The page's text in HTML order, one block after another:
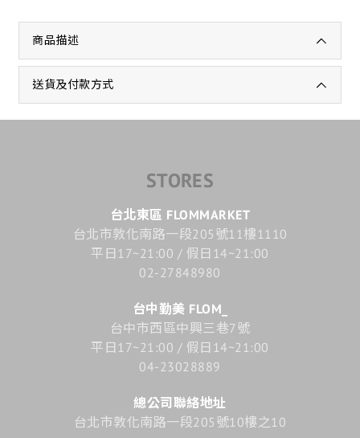
商品描述
送貨及付款方式
STORES
台北東區 FLOMMARKET
台北市敦化南路一段205號11樓1110
平日17~21:00 / 假日14~21:00
02-27848980
台中勤美 FLOM_
台中市西區中興三巷7號
平日17~21:00 / 假日14~21:00
04-23028889
總公司聯絡地址
台北市敦化南路一段205號10樓之10